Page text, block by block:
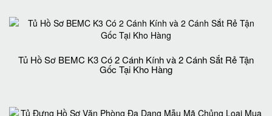
Tủ Hồ Sơ BEMC K3 Có 2 Cánh Kính và 2 Cánh Sắt Rẻ Tận
Gốc Tại Kho Hàng